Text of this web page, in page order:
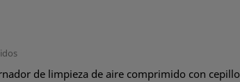
de limpieza de aire comprimido con cepillo